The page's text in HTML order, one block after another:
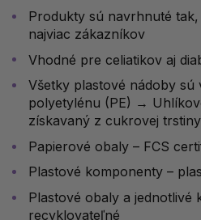
Produkty sú navrhnuté
najviac zákazníkov
Vhodné pre celiatikov aj
Všetky plastové nádoby
polyetylénu (PE) →
získavaný z cukrovej trstiny
Papierové obaly – FCS
Plastové komponenty –
Plastové obaly a jednotlivé
recyklovateľné